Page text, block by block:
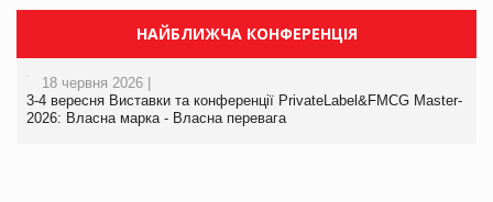
НАЙБЛИЖЧА КОНФЕРЕНЦІЯ
18 червня 2026 |
3-4 вересня Виставки та конференції PrivateLabel&FMCG Master-
2026: Власна марка - Власна перевага